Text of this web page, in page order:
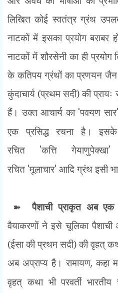
लिखित कोई स्वतंत्र ग्रंथ
नाटकों में इसका प्रयोग बराबर
नाटकों में शौरसेनी का ही
के कतिपय ग्रंथों का प्रणयन
कुंदाचार्य (प्रथम सदी) की
हैं। उक्त आचार्य का 'पवयण सार
एक प्रसिद्ध रचना है। इसके
रचित 'कत्ति गेयाणुपेक्खा
रचित 'मूलाचार' आदि ग्रंथ इसी
➽पैशाची प्राकृत अब एक
वैयाकरणों ने इसे चूलिका पैशाची
(ईसा की प्रथम सदी) की वृहत्
अब अप्राप्य है। रामायण,कहा
वृहत् कथा भी परवर्ती